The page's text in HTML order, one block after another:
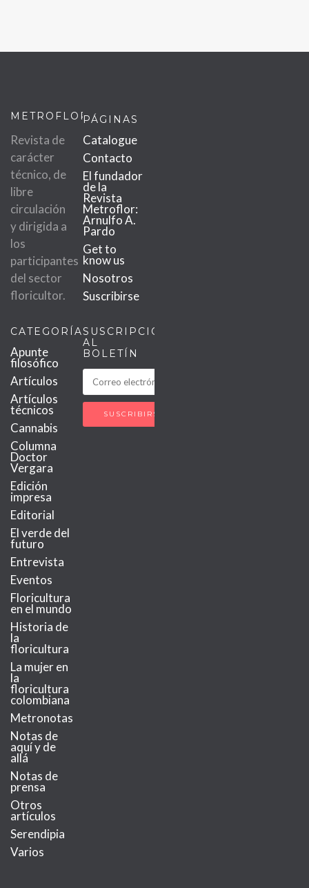
METROFLOR
Revista de
carácter
técnico, de
libre
circulación
y dirigida a
los
participantes
del sector
floricultor.
PÁGINAS
Catalogue
Contacto
El fundador
de la
Revista
Metroflor:
Arnulfo A.
Pardo
Get to
know us
Nosotros
Suscribirse
CATEGORÍAS
Apunte
filosófico
Artículos
Artículos
técnicos
Cannabis
Columna
Doctor
Vergara
Edición
impresa
Editorial
El verde del
futuro
Entrevista
Eventos
Floricultura
en el mundo
Historia de
la
floricultura
La mujer en
la
floricultura
colombiana
Metronotas
Notas de
aquí y de
allá
Notas de
prensa
Otros
artículos
Serendipia
Varios
SUSCRIPCIÓN
AL
BOLETÍN